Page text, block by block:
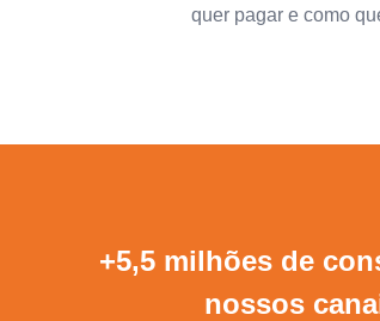
quer pagar e como
+5,5 milhões de
nossos